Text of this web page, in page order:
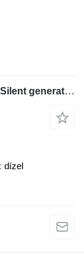
Cummins SDMO Leroy Somer 200 kVA Silent generatorset
dízel